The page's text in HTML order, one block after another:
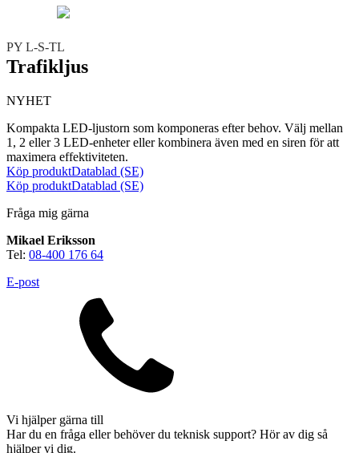
Teknisk support
Offertförfrågan
Brand
BlixtljusSirenerKombinerade enheter
Kombinerade enheter Larmsystem
PY L-S-TL
Trafikljus
NYHET
Kompakta LED-ljustorn som komponeras efter behov. Välj mellan
1, 2 eller 3 LED-enheter eller kombinera även med en siren för att
maximera effektiviteten.
Köp produktDatablad (SE)
Köp produktDatablad (SE)
Fråga mig gärna
Mikael Eriksson
Tel: 08-400 176 64
E-post
Vi hjälper gärna till
Har du en fråga eller behöver du teknisk support? Hör av dig så
hjälper vi dig.